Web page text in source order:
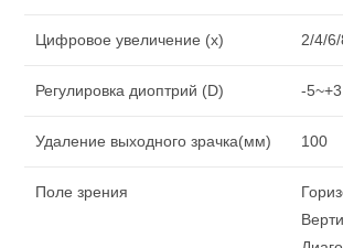
Цифровое увеличение (x) 2/4/6/
Регулировка диоптрий (D) -5~+3
Удаление выходного зрачка(мм) 100
Поле зрения